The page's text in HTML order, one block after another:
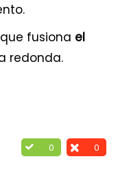
fusiona el
redonda.
0 0